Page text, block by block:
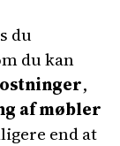
du
du kan
,
af møbler
end at